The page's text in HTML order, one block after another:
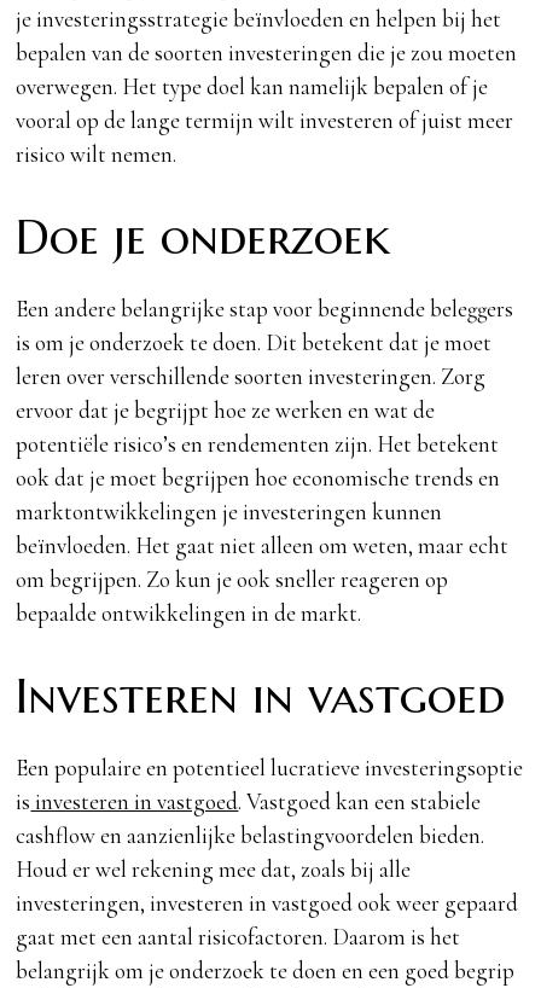
je investeringsstrategie beïnvloeden en helpen bij het
bepalen van de soorten investeringen die je zou moeten
overwegen. Het type doel kan namelijk bepalen of je
vooral op de lange termijn wilt investeren of juist meer
risico wilt nemen.
Doe je onderzoek
Een andere belangrijke stap voor beginnende beleggers
is om je onderzoek te doen. Dit betekent dat je moet
leren over verschillende soorten investeringen. Zorg
ervoor dat je begrijpt hoe ze werken en wat de
potentiële risico’s en rendementen zijn. Het betekent
ook dat je moet begrijpen hoe economische trends en
marktontwikkelingen je investeringen kunnen
beïnvloeden. Het gaat niet alleen om weten, maar echt
om begrijpen. Zo kun je ook sneller reageren op
bepaalde ontwikkelingen in de markt.
Investeren in vastgoed
Een populaire en potentieel lucratieve investeringsoptie
is investeren in vastgoed. Vastgoed kan een stabiele
cashflow en aanzienlijke belastingvoordelen bieden.
Houd er wel rekening mee dat, zoals bij alle
investeringen, investeren in vastgoed ook weer gepaard
gaat met een aantal risicofactoren. Daarom is het
belangrijk om je onderzoek te doen en een goed begrip